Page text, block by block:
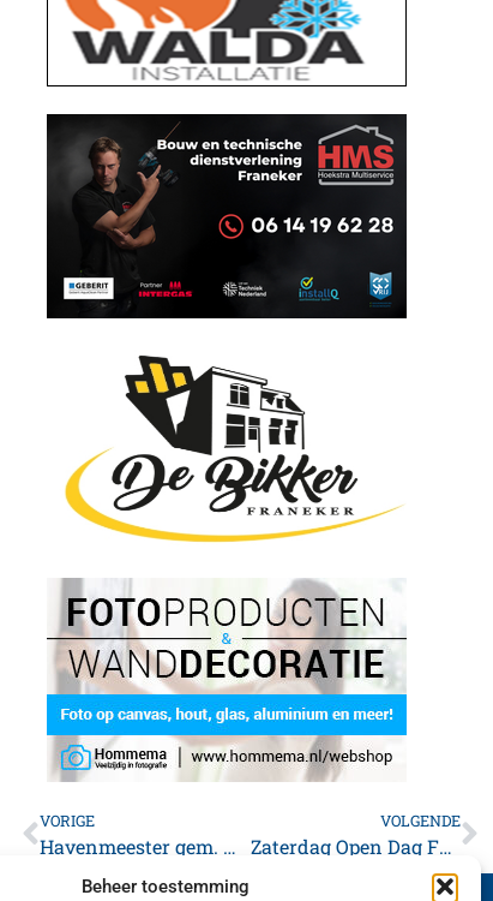
Beheer toestemming
VORIGE
Havenmeester gem. Waadhoeke doet oproep tot verwijderen van boot in Franeker.
VOLGENDE
Zaterdag Open Dag FTTC met tafeltennislegende Bettine Vriesekoop